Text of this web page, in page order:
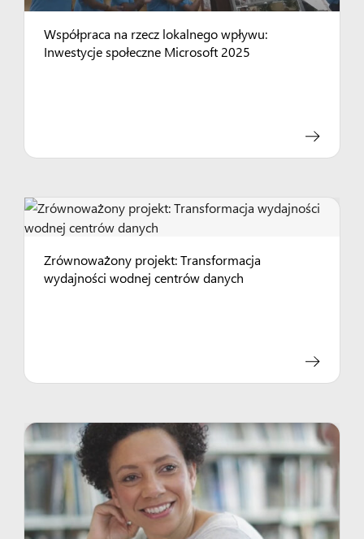
Współpraca na rzecz lokalnego wpływu:
Inwestycje społeczne Microsoft 2025
Zrównoważony projekt: Transformacja
wydajności wodnej centrów danych